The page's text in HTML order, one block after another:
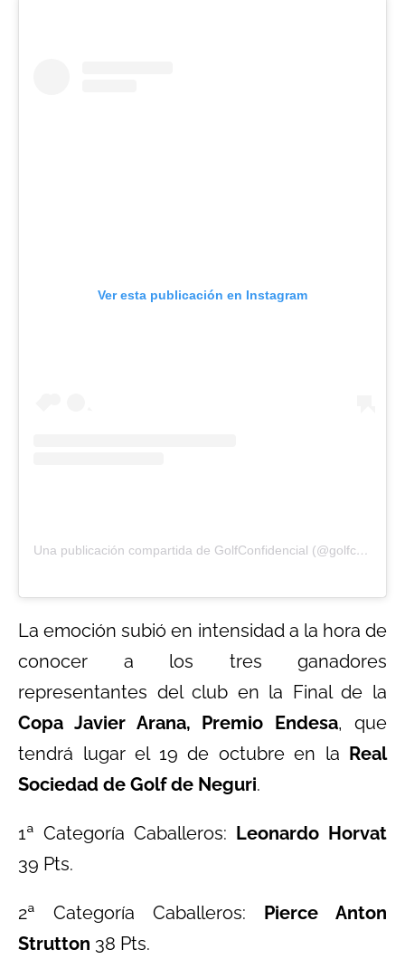
Ver esta publicación en Instagram
Una publicación compartida de GolfConfidencial (@golfconfidencial)
La emoción subió en intensidad a la hora de
conocer a los tres ganadores
representantes del club en la Final de la
Copa Javier Arana, Premio Endesa, que
tendrá lugar el 19 de octubre en la Real
Sociedad de Golf de Neguri.
1ª Categoría Caballeros: Leonardo Horvat
39 Pts.
2ª Categoría Caballeros: Pierce Anton
Strutton 38 Pts.